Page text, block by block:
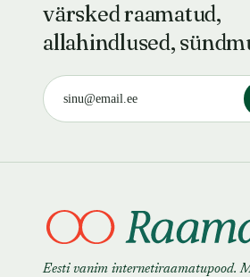
värsked raamatud,
allahindlused,
Eesti vanim internetiraamatupood.